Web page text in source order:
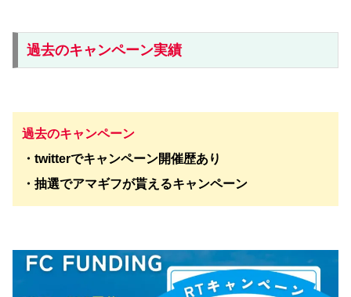
過去のキャンペーン実績
過去のキャンペーン
・twitterでキャンペーン開催歴あり
・抽選でアマギフが貰えるキャンペーン